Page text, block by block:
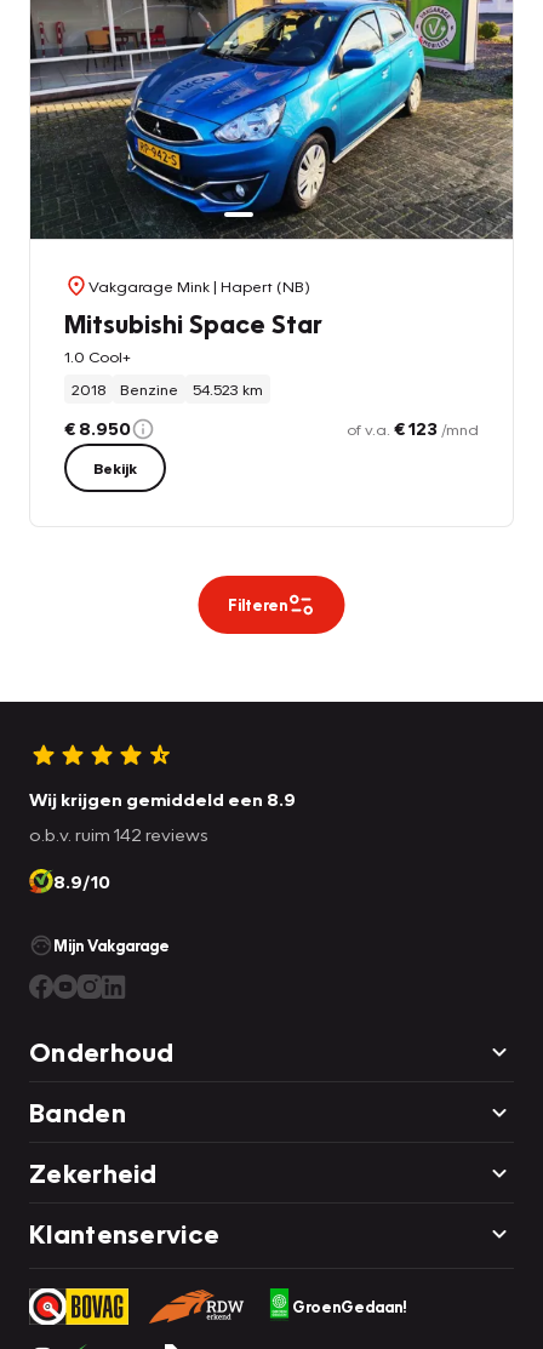
Vakgarage Mink| Hapert (NB)
Mitsubishi Space Star
1.0 Cool+
2018
Benzine 54.523 km
€ 8.950 of v.a. € 123 /mnd
Bekijk
Filteren
Wij krijgen gemiddeld een 8.9
o.b.v. ruim 142 reviews
8.9/10
Mijn Vakgarage
Onderhoud
Banden
Zekerheid
Klantenservice
GroenGedaan!